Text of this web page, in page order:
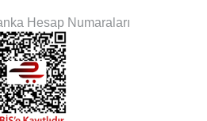
Hesap Numaraları